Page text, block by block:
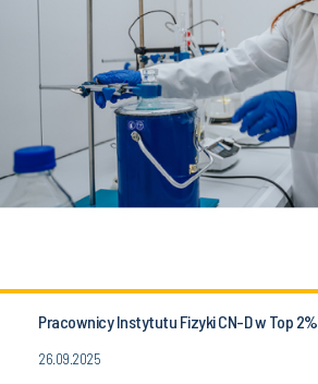
Pracownicy Instytutu Fizyki CN-D w Top 2%
26.09.2025